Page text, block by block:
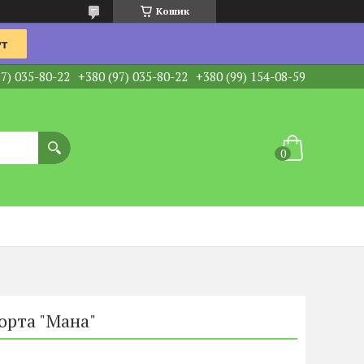
Кошик
035-80-22 +380 (97) 035-80-22 +380 (99) 154-08-59
"Мана"